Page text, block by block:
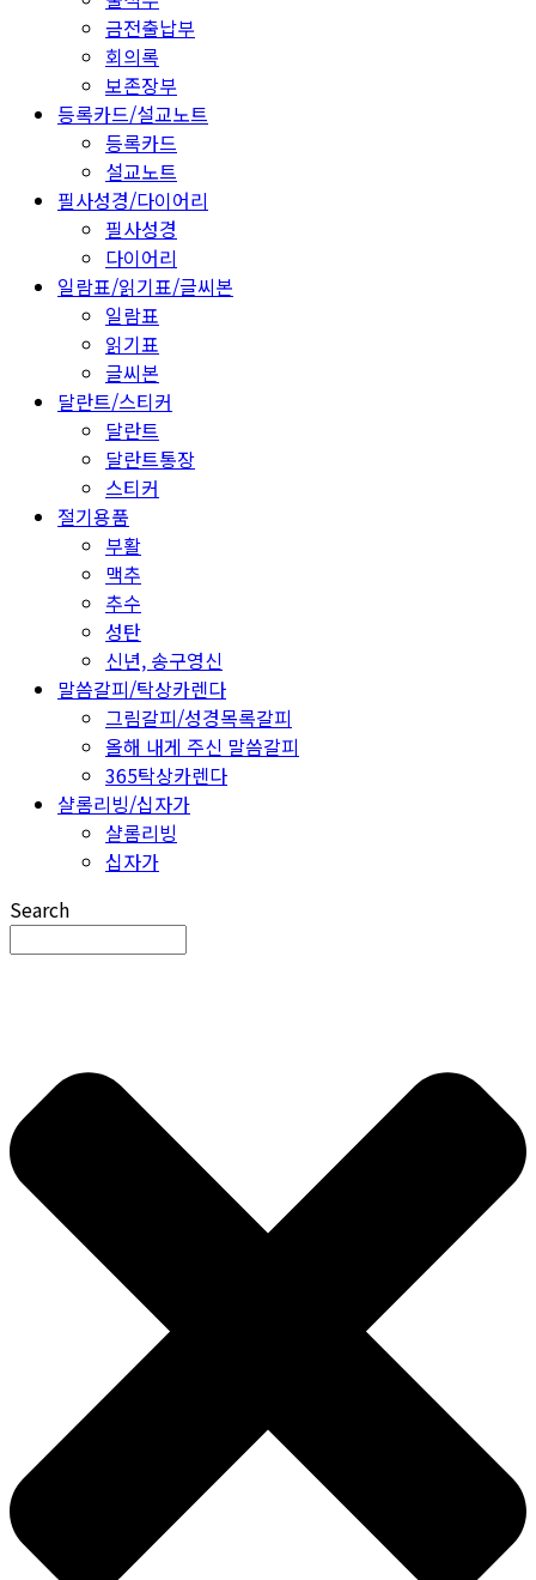
금전출납부
회의록
보존장부
등록카드/설교노트
등록카드
설교노트
필사성경/다이어리
필사성경
다이어리
일람표/읽기표/글씨본
일람표
읽기표
글씨본
달란트/스티커
달란트
달란트통장
스티커
절기용품
부활
맥추
추수
성탄
신년, 송구영신
말씀갈피/탁상카렌다
그림갈피/성경목록갈피
올해 내게 주신 말씀갈피
365탁상카렌다
샬롬리빙/십자가
샬롬리빙
십자가
Search